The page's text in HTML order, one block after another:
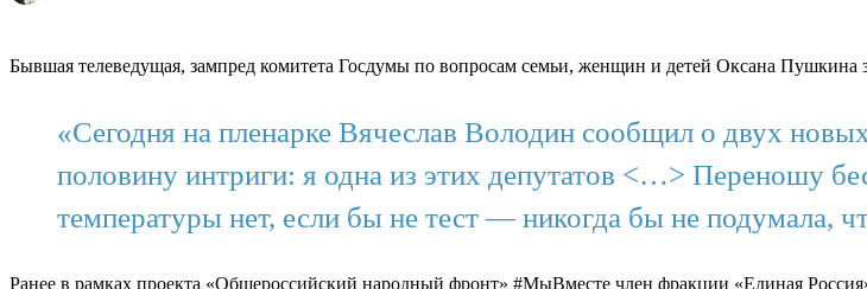
Бывшая телеведущая, зампред комитета Госдумы по вопросам семьи, женщин и детей Оксана Пушкина
«Сегодня на пленарке Вячеслав Володин сообщил о двух
половину интриги: я одна из этих депутатов <…> Переношу
температуры нет, если бы не тест — никогда бы не подумала,
Ранее в рамках проекта «Общероссийский народный фронт» #МыВместе член фракции «Единая